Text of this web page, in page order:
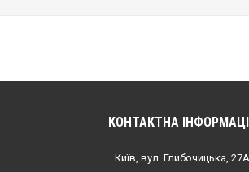
КОНТАКТНА
Київ, вул. Глибочицька, 27А